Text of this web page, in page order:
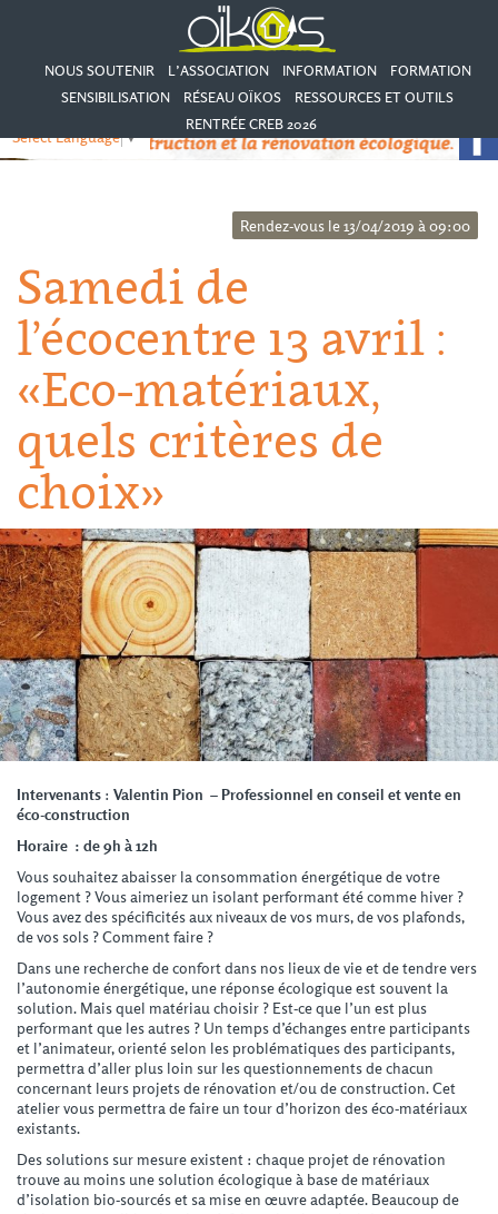
NOUS SOUTENIR L’ASSOCIATION INFORMATION
FORMATION
SENSIBILISATION
RÉSEAU OÏKOS
RESSOURCES ET OUTILS
RENTRÉE CREB 2026
Select Language▼
Rendez-vous le 13/04/2019 à 09:00
Samedi de
l’écocentre 13 avril :
«Eco-matériaux,
quels critères de
choix»
Intervenants : Valentin Pion – Professionnel en conseil et vente en
éco-construction
Horaire : de 9h à 12h
Vous souhaitez abaisser la consommation énergétique de votre
logement ? Vous aimeriez un isolant performant été comme hiver ?
Vous avez des spécificités aux niveaux de vos murs, de vos plafonds,
de vos sols ? Comment faire ?
Dans une recherche de confort dans nos lieux de vie et de tendre vers
l’autonomie énergétique, une réponse écologique est souvent la
solution. Mais quel matériau choisir ? Est-ce que l’un est plus
performant que les autres ? Un temps d’échanges entre participants
et l’animateur, orienté selon les problématiques des participants,
permettra d’aller plus loin sur les questionnements de chacun
concernant leurs projets de rénovation et/ou de construction. Cet
atelier vous permettra de faire un tour d’horizon des éco-matériaux
existants.
Des solutions sur mesure existent : chaque projet de rénovation
trouve au moins une solution écologique à base de matériaux
d’isolation bio-sourcés et sa mise en œuvre adaptée. Beaucoup de